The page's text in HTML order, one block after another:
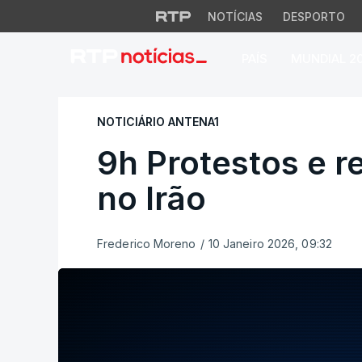
NOTÍCIAS DESPORTO
9h Protestos e
NOTICIÁRIO ANTENA1
9h Protestos e
no Irão
Frederico Moreno / 10 Janeiro 2026, 09:32